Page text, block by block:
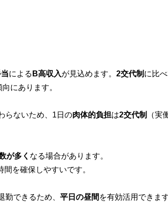
による B高収入が見込めます。 2交代制 に比べ
向にあります。
らないため、1日の肉体的負担は2交代制 （実
が多く なる場合があります。
を確保しやすいです。
勤できるため、 平日の昼間 を有効活用できます